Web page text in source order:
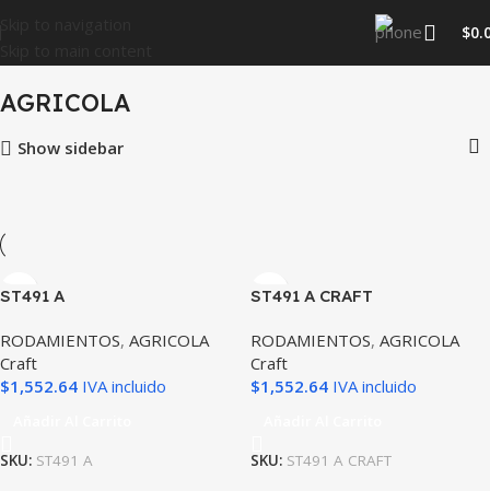
$
AGRICOLA
Show sidebar
ST491 A
RODAMIENTOS, AGRICOLA
Craft
$1,552.64 IVA incluido
SKU: ST491 A
ST491 A CRAFT
RODAMIENTOS, AGRICOLA
Craft
$1,552.64 IVA incluido
SKU: ST491 A CRAFT